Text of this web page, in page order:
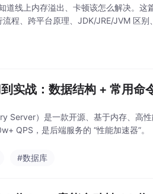
道线上内存溢出、卡顿该怎么解决。
程、跨平台原理、JDK/JRE/JVM 区
实战：数据结构 + 常用命
Server）是一款开源、基于内存、高
QPS，是后端服务的 “性能加速器”。
#数据库